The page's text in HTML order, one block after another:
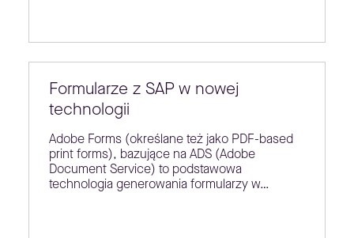
Formularze z SAP w nowej
technologii
Adobe Forms (określane też jako PDF-based
print forms), bazujące na ADS (Adobe
Document Service) to podstawowa
technologia generowania formularzy w…